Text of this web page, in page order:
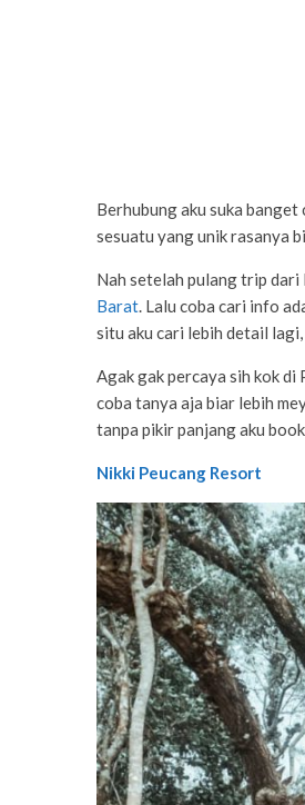
Berhubung aku suka
sesuatu yang unik rasanya
Nah setelah pulang trip dari
Barat. Lalu coba cari info
situ aku cari lebih detail
Agak gak percaya sih kok di
coba tanya aja biar lebih
tanpa pikir panjang aku
Nikki Peucang Resort